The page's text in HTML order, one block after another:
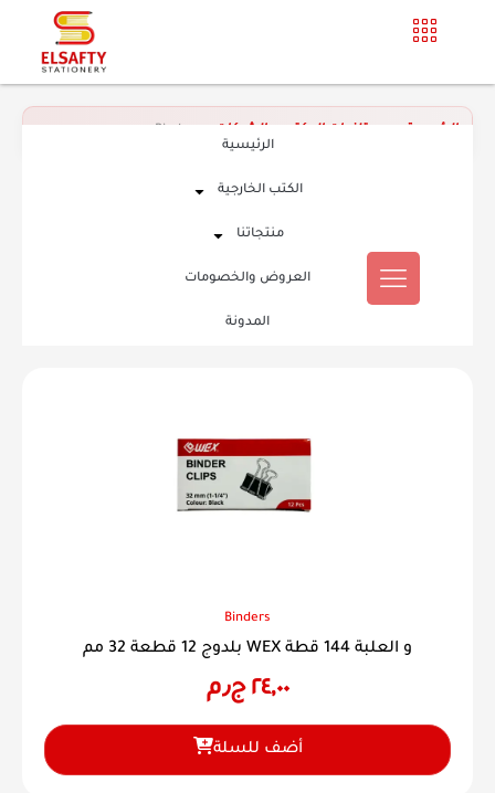
الرئيسية
الكتب الخارجية
منتجاتنا
العروض والخصومات
المدونة
Binders
بلدوج 12 قطعة 32 مم WEX و العلبة 144 قطة
٢٤,٠٠ ج٫م
أضف للسلة